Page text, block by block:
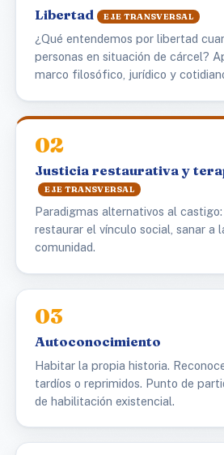
Libertad EJE TRANSVERSAL
¿Qué entendemos por libertad
personas en situación de cárcel?
marco filosófico, jurídico y
02
Justicia restaurativa y
EJE TRANSVERSAL
Paradigmas alternativos al
restaurar el vínculo social, sanar a
comunidad.
03
Autoconocimiento
Habitar la propia historia.
tardíos o reprimidos. Punto de
de habilitación existencial.